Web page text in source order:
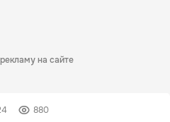
на сайте
880